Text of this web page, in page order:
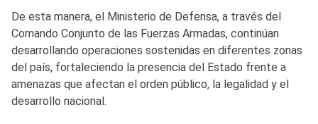
De esta manera, el Ministerio de Defensa, a través del
Comando Conjunto de las Fuerzas Armadas, continúan
desarrollando operaciones sostenidas en diferentes zonas
del país, fortaleciendo la presencia del Estado frente a
amenazas que afectan el orden público, la legalidad y el
desarrollo nacional.